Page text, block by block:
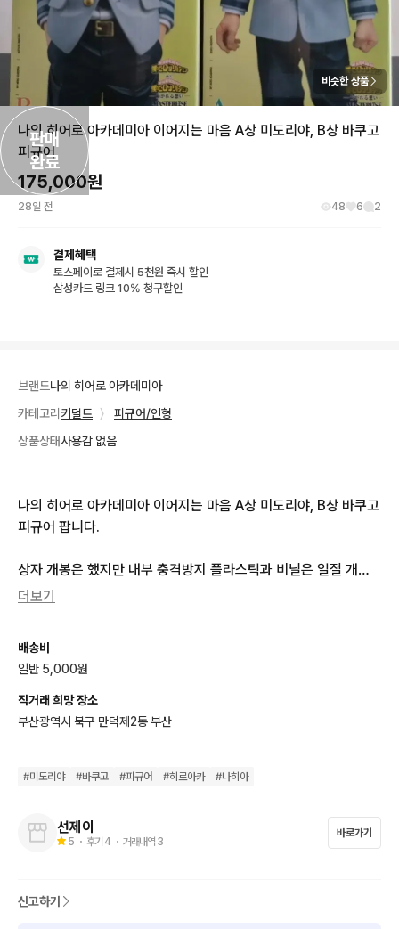
판매
완료
비슷한 상품
나의 히어로 아카데미아 이어지는 마음 A상 미도리야, B상 바쿠고
피규어
175,000원
28일 전 48 6 2
결제혜택
토스페이로 결제시 5천원 즉시 할인
삼성카드 링크 10% 청구할인
브랜드나의 히어로 아카데미아
카테고리 키덜트 〉
피규어/인형
상품상태사용감 없음
나의 히어로 아카데미아 이어지는 마음 A상 미도리야, B상 바쿠고
피규어 팝니다.
상자 개봉은 했지만 내부 충격방지 플라스틱과 비닐은 일절 개봉
하지 않았습니다. 상자입구에 붙은 테이프만 칼로 컷팅되어있는
배송도 아주아주 두껍고 꼼꼼하게 포장해서 드리도록 최선을 다하
겠습니다!
도색 및 하자에 대한 환불은 안 됩니다..
우채국 택배로 배송합니다.
더보기
배송비
일반 5,000원
직거래 희망 장소
부산광역시 북구 만덕제2동 부산
#미도리야 #바쿠고 #피규어 #히로아카 #나히아
선제이
5 ・ 후기 4 ・ 거래내역 3
바로가기
신고하기